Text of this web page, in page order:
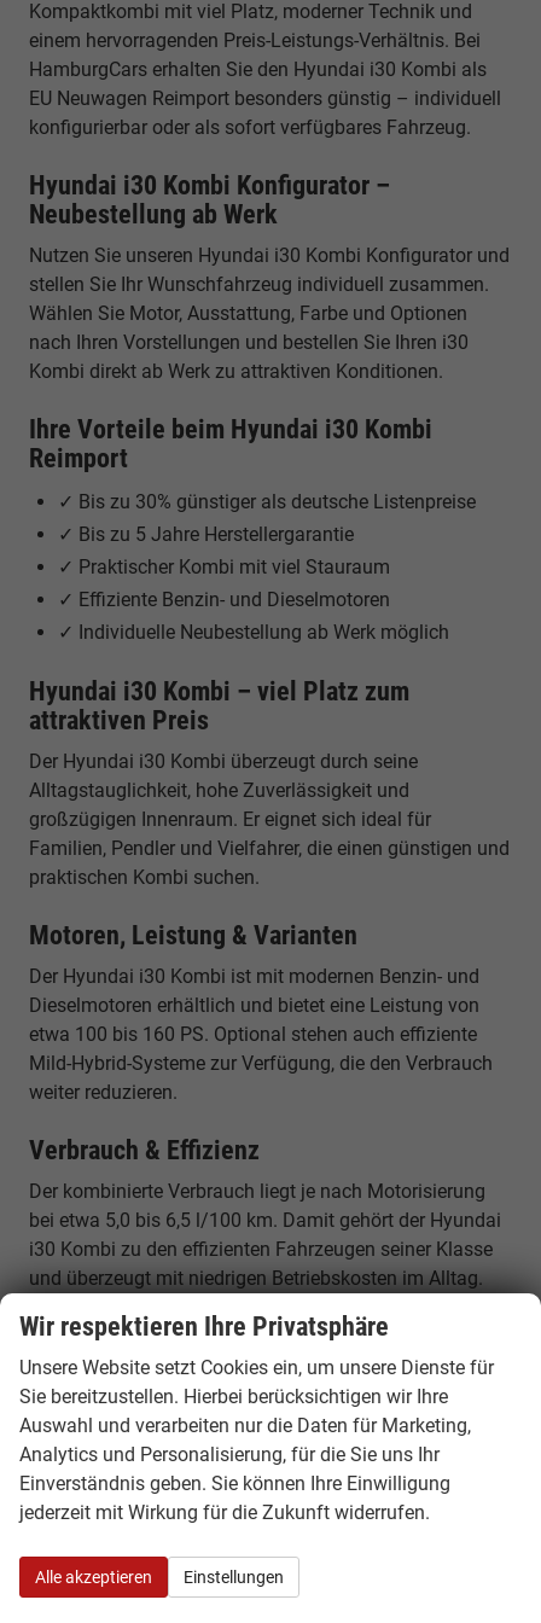
Kompaktkombi mit viel Platz, moderner Technik und
einem hervorragenden Preis-Leistungs-Verhältnis. Bei
HamburgCars erhalten Sie den Hyundai i30 Kombi als
EU Neuwagen Reimport besonders günstig – individuell
konfigurierbar oder als sofort verfügbares Fahrzeug.
Hyundai i30 Kombi Konfigurator –
Neubestellung ab Werk
Nutzen Sie unseren Hyundai i30 Kombi Konfigurator und
stellen Sie Ihr Wunschfahrzeug individuell zusammen.
Wählen Sie Motor, Ausstattung, Farbe und Optionen
nach Ihren Vorstellungen und bestellen Sie Ihren i30
Kombi direkt ab Werk zu attraktiven Konditionen.
Ihre Vorteile beim Hyundai i30 Kombi
Reimport
✓ Bis zu 30% günstiger als deutsche Listenpreise
✓ Bis zu 5 Jahre Herstellergarantie
✓ Praktischer Kombi mit viel Stauraum
✓ Effiziente Benzin- und Dieselmotoren
✓ Individuelle Neubestellung ab Werk möglich
Hyundai i30 Kombi – viel Platz zum
attraktiven Preis
Der Hyundai i30 Kombi überzeugt durch seine
Alltagstauglichkeit, hohe Zuverlässigkeit und
großzügigen Innenraum. Er eignet sich ideal für
Familien, Pendler und Vielfahrer, die einen günstigen und
praktischen Kombi suchen.
Motoren, Leistung & Varianten
Der Hyundai i30 Kombi ist mit modernen Benzin- und
Dieselmotoren erhältlich und bietet eine Leistung von
etwa 100 bis 160 PS. Optional stehen auch effiziente
Mild-Hybrid-Systeme zur Verfügung, die den Verbrauch
weiter reduzieren.
Verbrauch & Effizienz
Der kombinierte Verbrauch liegt je nach Motorisierung
bei etwa 5,0 bis 6,5 l/100 km. Damit gehört der Hyundai
i30 Kombi zu den effizienten Fahrzeugen seiner Klasse
und überzeugt mit niedrigen Betriebskosten im Alltag.
Beliebte Varianten des Hyundai i30 Kombi
Hyundai i30 Kombi EU Neuwagen – Einstieg
Attraktive Basisversion mit moderner Ausstattung und
ideal für Alltag und Familie.
Hyundai i30 Kombi 1.0 T-GDI
guter Alltagstauglichkeit.
Wir respektieren Ihre Privatsphäre
Unsere Website setzt Cookies ein, um unsere Dienste für
Sie bereitzustellen. Hierbei berücksichtigen wir Ihre
Auswahl und verarbeiten nur die Daten für Marketing,
Analytics und Personalisierung, für die Sie uns Ihr
Einverständnis geben. Sie können Ihre Einwilligung
jederzeit mit Wirkung für die Zukunft widerrufen.
Alle akzeptieren Einstellungen